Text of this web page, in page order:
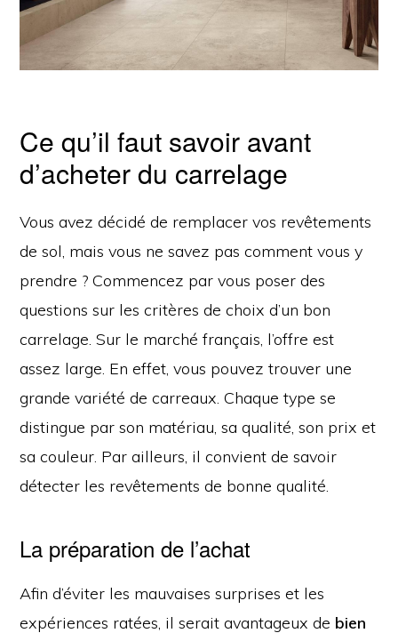
Ce qu’il faut savoir avant
d’acheter du carrelage
Vous avez décidé de remplacer vos revêtements
de sol, mais vous ne savez pas comment vous y
prendre ? Commencez par vous poser des
questions sur les critères de choix d’un bon
carrelage. Sur le marché français, l’offre est
assez large. En effet, vous pouvez trouver une
grande variété de carreaux. Chaque type se
distingue par son matériau, sa qualité, son prix et
sa couleur. Par ailleurs, il convient de savoir
détecter les revêtements de bonne qualité.
La préparation de l’achat
Afin d’éviter les mauvaises surprises et les
expériences ratées, il serait avantageux de bien